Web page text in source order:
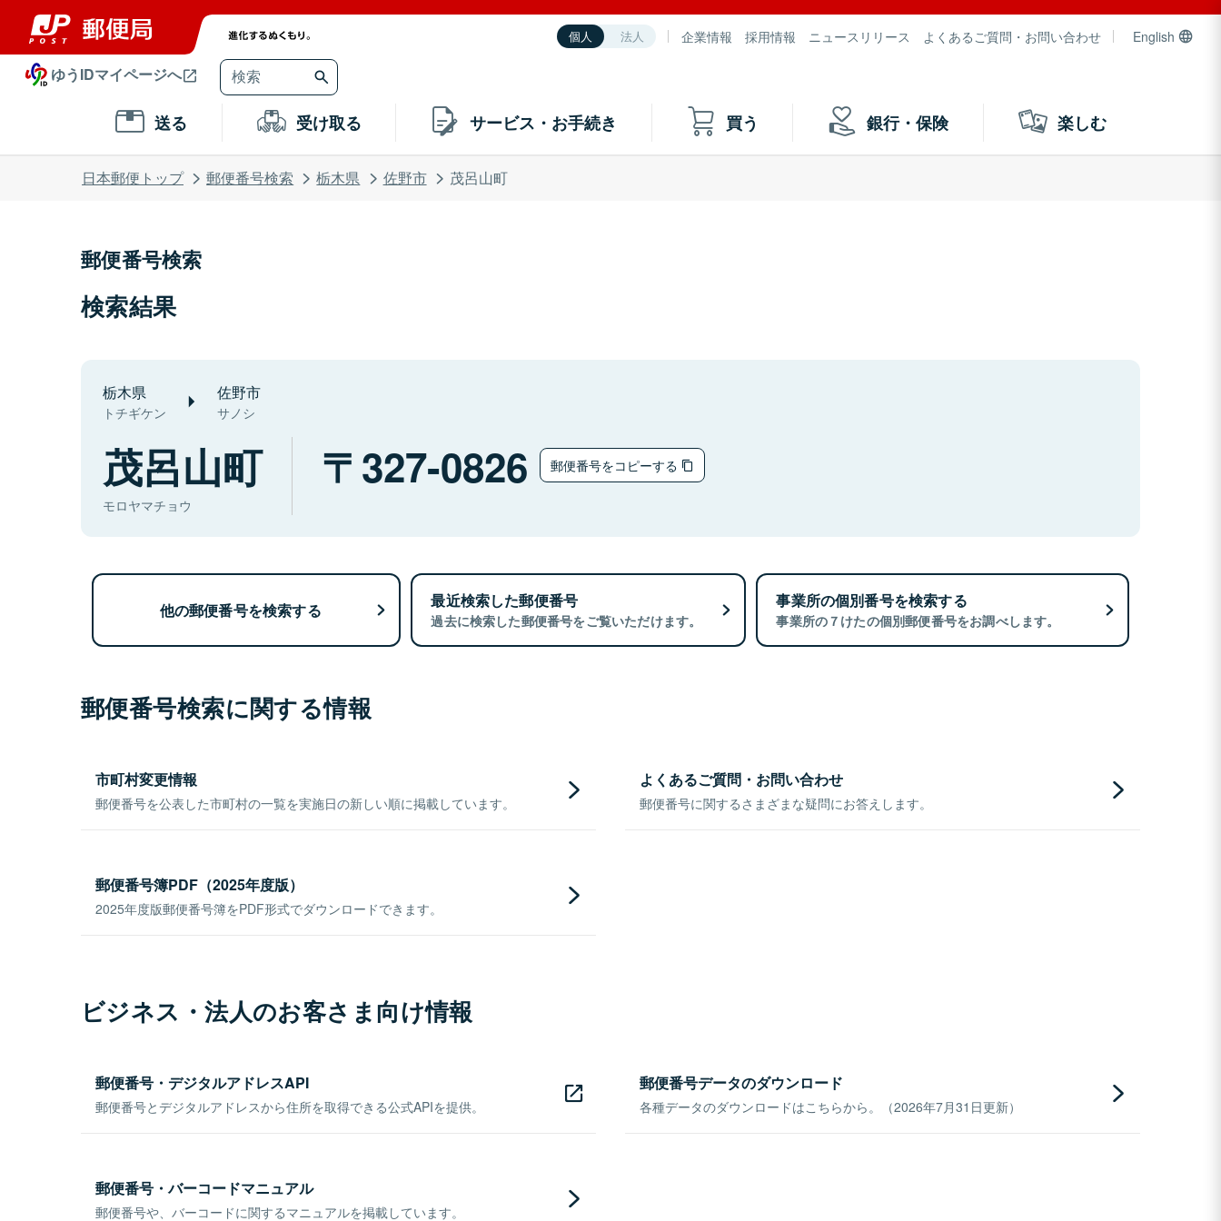
個人 法人 企業情報 採用情報 ニュースリリース よくあるご質問・お問い合わせ English
ゆうIDマイページへ
送る 受け取る サービス・お手続き 買う 銀行・保険 楽しむ
日本郵便トップ 郵便番号検索 栃木県 佐野市 茂呂山町
郵便番号検索
検索結果
栃木県
トチギケン
佐野市
サノシ
茂呂山町
モロヤマチョウ
327-0826 郵便番号をコピーする
他の郵便番号を検索する 最近検索した郵便番号
過去に検索した郵便番号をご覧いただけます。
事業所の個別番号を検索する
事業所の７けたの個別郵便番号をお調べします。
郵便番号検索に関する情報
市町村変更情報
郵便番号を公表した市町村の一覧を実施日の新しい順に掲載しています。
よくあるご質問・お問い合わせ
郵便番号に関するさまざまな疑問にお答えします。
郵便番号簿PDF（2025年度版）
2025年度版郵便番号簿をPDF形式でダウンロードできます。
ビジネス・法人のお客さま向け情報
郵便番号・デジタルアドレスAPI
郵便番号とデジタルアドレスから住所を取得できる公式APIを提供。
郵便番号データのダウンロード
各種データのダウンロードはこちらから。（2026年7月31日更新）
郵便番号・バーコードマニュアル
郵便番号や、バーコードに関するマニュアルを掲載しています。